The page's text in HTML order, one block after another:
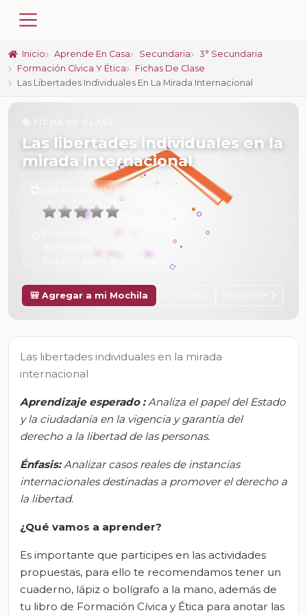
Inicio Aprende En Casa Secundaria
3° Secundaria
Formación Cívica Y Ética
Fichas De Clase
Las Libertades Individuales En La Mirada Internacional
Las libertades individuales en la
mirada internacional
6 de Febrero de 2025 a las 17:14
Sin calificar
🎒 Agregar a mi Mochila
Las libertades individuales en la mirada
internacional
Aprendizaje esperado :Analiza el papel del Estado
y la ciudadanía en la vigencia y garantía del
derecho a la libertad de las personas.
Énfasis:Analizar casos reales de instancias
internacionales destinadas a promover el derecho a
la libertad.
¿Qué vamos a aprender?
Es importante que participes en las actividades
propuestas, para ello te recomendamos tener un
cuaderno, lápiz o bolígrafo a la mano, además de
tu libro de Formación Cívica y Ética para anotar las